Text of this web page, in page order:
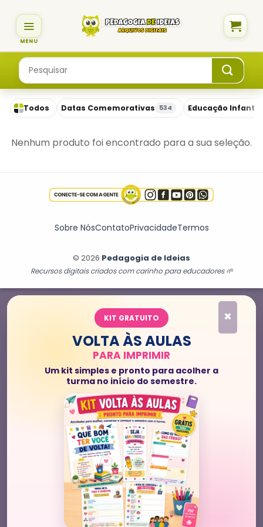
content
Pesquisar
por:
Todos Datas Comemorativas 534 Educação Infantil
Nenhum produto foi encontrado para a sua seleção.
Sobre NósContatoPrivacidadeTermos
© 2026 Pedagogia de Ideias
Recursos digitais criados com carinho para educadores 🌱
×
KIT GRATUITO
VOLTA ÀS AULAS
PARA IMPRIMIR
Um kit simples e pronto para acolher a
turma no início do semestre.